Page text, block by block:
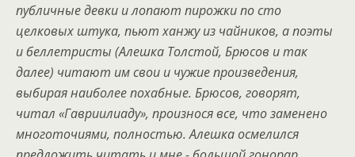
публичные девки и лопают пирожки по сто
целковых штука, пьют ханжу из чайников, а поэты
и беллетристы (Алешка Толстой, Брюсов и так
далее) читают им свои и чужие произведения,
выбирая наиболее похабные. Брюсов, говорят,
читал «Гавриилиаду», произнося все, что заменено
многоточиями, полностью. Алешка осмелился